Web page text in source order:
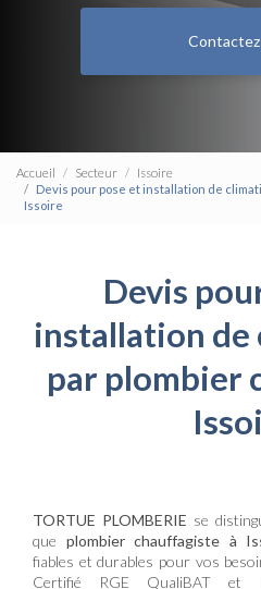
Accueil Secteur
Issoire
Devis pour pose et installation de
Issoire
Devis
installation
par plombier
TORTUE PLOMBERIE se
que plombier chauffagiste à
fiables et durables pour vos
Certifié RGE QualiBAT et